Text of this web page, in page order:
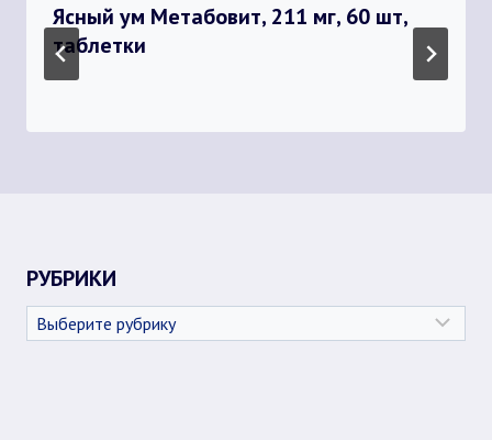
Ясный ум Метабовит, 211 мг, 60 шт,
таблетки
РУБРИКИ
Рубрики